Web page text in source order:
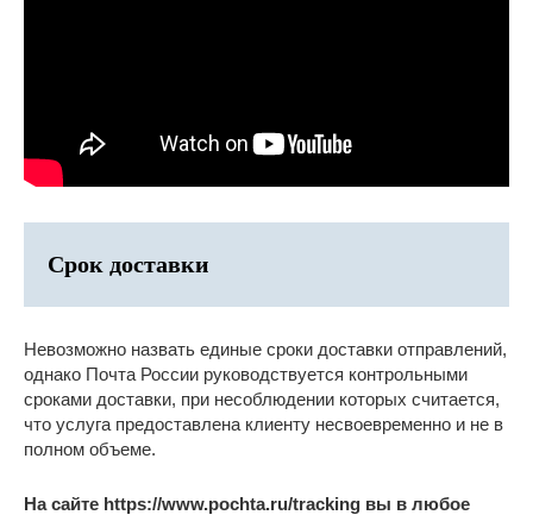
Срок доставки
Невозможно назвать единые сроки доставки отправлений,
однако Почта России руководствуется контрольными
сроками доставки, при несоблюдении которых считается,
что услуга предоставлена клиенту несвоевременно и не в
полном объеме.
На сайте https://www.pochta.ru/tracking вы в любое